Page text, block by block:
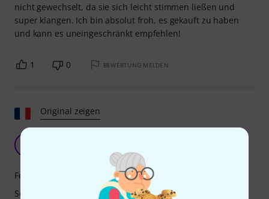
nicht gewechselt, da sie sich leicht stimmen ließen und
super klangen. Ich bin absolut froh, es gekauft zu haben
und kann es uneingeschränkt empfehlen!
1 0 BEWERTUNG MELDEN
Original zeigen
Features
Sound